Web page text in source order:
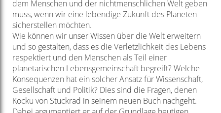
dem Menschen und der nichtmenschlichen Welt geben
muss, wenn wir eine lebendige Zukunft des Planeten
sicherstellen möchten.
Wie können wir unser Wissen über die Welt erweitern
und so gestalten, dass es die Verletzlichkeit des Lebens
respektiert und den Menschen als Teil einer
planetarischen Lebensgemeinschaft begreift? Welche
Konsequenzen hat ein solcher Ansatz für Wissenschaft,
Gesellschaft und Politik? Dies sind die Fragen, denen
Kocku von Stuckrad in seinem neuen Buch nachgeht.